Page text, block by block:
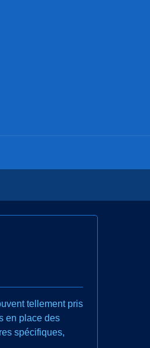
tellement pris
en place des
spécifiques,